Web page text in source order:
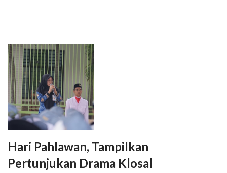
Hari Pahlawan, Tampilkan
Pertunjukan Drama Klosal